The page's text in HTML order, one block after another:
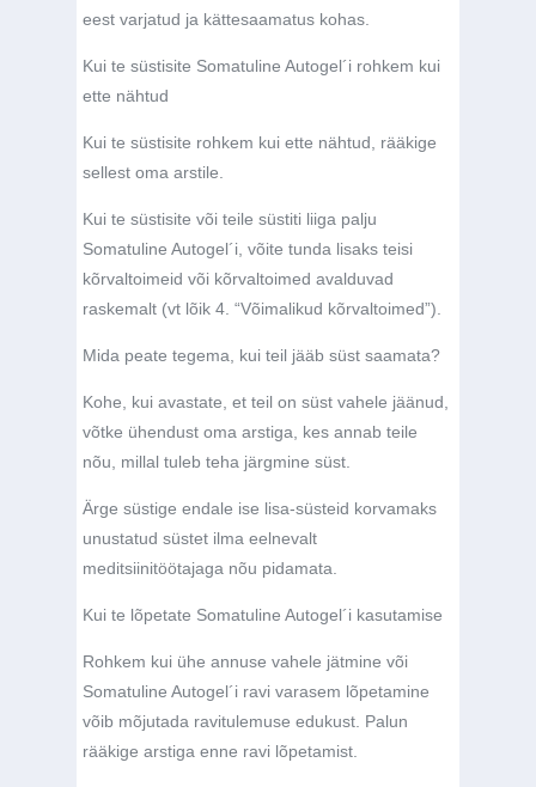
eest varjatud ja kättesaamatus kohas.
Kui te süstisite Somatuline Autogel´i rohkem kui
ette nähtud
Kui te süstisite rohkem kui ette nähtud, rääkige
sellest oma arstile.
Kui te süstisite või teile süstiti liiga palju
Somatuline Autogel´i, võite tunda lisaks teisi
kõrvaltoimeid või kõrvaltoimed avalduvad
raskemalt (vt lõik 4. “Võimalikud kõrvaltoimed”).
Mida peate tegema, kui teil jääb süst saamata?
Kohe, kui avastate, et teil on süst vahele jäänud,
võtke ühendust oma arstiga, kes annab teile
nõu, millal tuleb teha järgmine süst.
Ärge süstige endale ise lisa-süsteid korvamaks
unustatud süstet ilma eelnevalt
meditsiinitöötajaga nõu pidamata.
Kui te lõpetate Somatuline Autogel´i kasutamise
Rohkem kui ühe annuse vahele jätmine või
Somatuline Autogel´i ravi varasem lõpetamine
võib mõjutada ravitulemuse edukust. Palun
rääkige arstiga enne ravi lõpetamist.